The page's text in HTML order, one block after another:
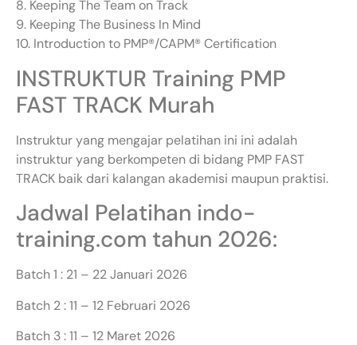
8. Keeping The Team on Track
9. Keeping The Business In Mind
10. Introduction to PMP®/CAPM® Certification
INSTRUKTUR Training PMP
FAST TRACK Murah
Instruktur yang mengajar pelatihan ini ini adalah
instruktur yang berkompeten di bidang PMP FAST
TRACK baik dari kalangan akademisi maupun praktisi.
Jadwal Pelatihan indo-
training.com tahun 2026:
Batch 1 : 21 – 22 Januari 2026
Batch 2 : 11 – 12 Februari 2026
Batch 3 : 11 – 12 Maret 2026